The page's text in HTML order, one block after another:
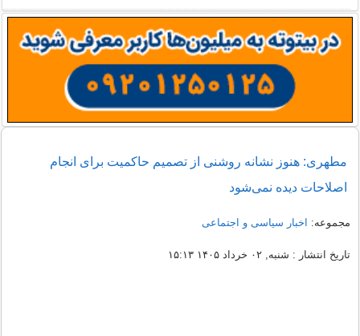
مطهری: هنوز نشانه روشنی از تصمیم حاکمیت برای انجام
اصلاحات دیده نمی‌شود
مجموعه: اخبار سیاسی و اجتماعی
تاریخ انتشار : شنبه, ۰۲ خرداد ۱۴۰۵ ۱۵:۱۳